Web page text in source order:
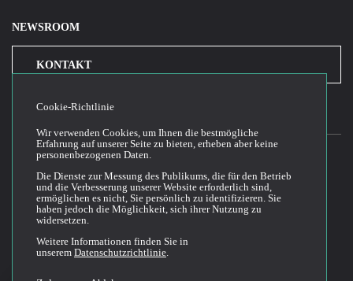
NEWSROOM
KONTAKT
2026© Cloud Temple
Allgemeine Bedingungen für die Nutzung der Website
Politik der Vertraulichkeit
Politik der Cookies
Allgemeine Geschäftsbedingungen für den Verkauf und die Nutzung
Cookie-Richtlinie
Wir verwenden Cookies, um Ihnen die bestmögliche
Erfahrung auf unserer Seite zu bieten, erheben aber keine
personenbezogenen Daten.
Die Dienste zur Messung des Publikums, die für den Betrieb
und die Verbesserung unserer Website erforderlich sind,
ermöglichen es nicht, Sie persönlich zu identifizieren. Sie
haben jedoch die Möglichkeit, sich ihrer Nutzung zu
widersetzen.
Weitere Informationen finden Sie in
unserem Datenschutzrichtlinie.